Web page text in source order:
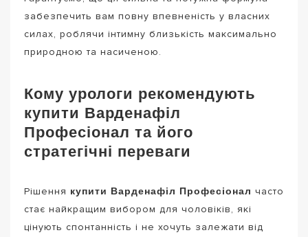
забезпечить вам повну впевненість у власних
силах, роблячи інтимну близькість максимально
природною та насиченою.
Кому урологи рекомендують
купити Варденафіл
Професіонал та його
стратегічні переваги
Рішення купити Варденафіл Професіонал часто
стає найкращим вибором для чоловіків, які
цінують спонтанність і не хочуть залежати від